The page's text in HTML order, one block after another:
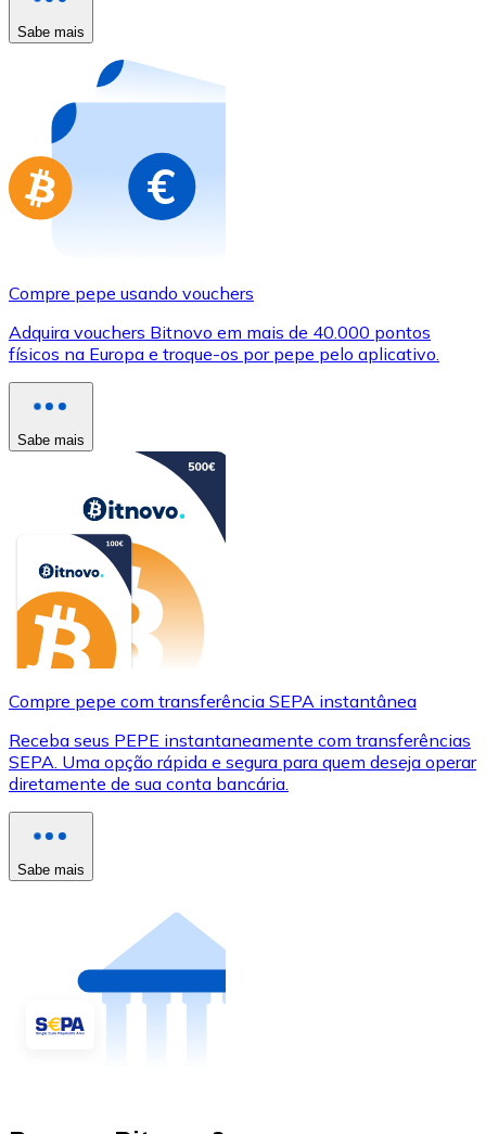
Compre cartões-presente das suas marcas favoritas
Ir para a loja de cartões-presente
Sabe mais
Compre pepe usando vouchers
Adquira vouchers Bitnovo em mais de 40.000 pontos
físicos na Europa e troque-os por pepe pelo aplicativo.
Sabe mais
Compre pepe com transferência SEPA instantânea
Receba seus PEPE instantaneamente com transferências
SEPA. Uma opção rápida e segura para quem deseja operar
diretamente de sua conta bancária.
Sabe mais